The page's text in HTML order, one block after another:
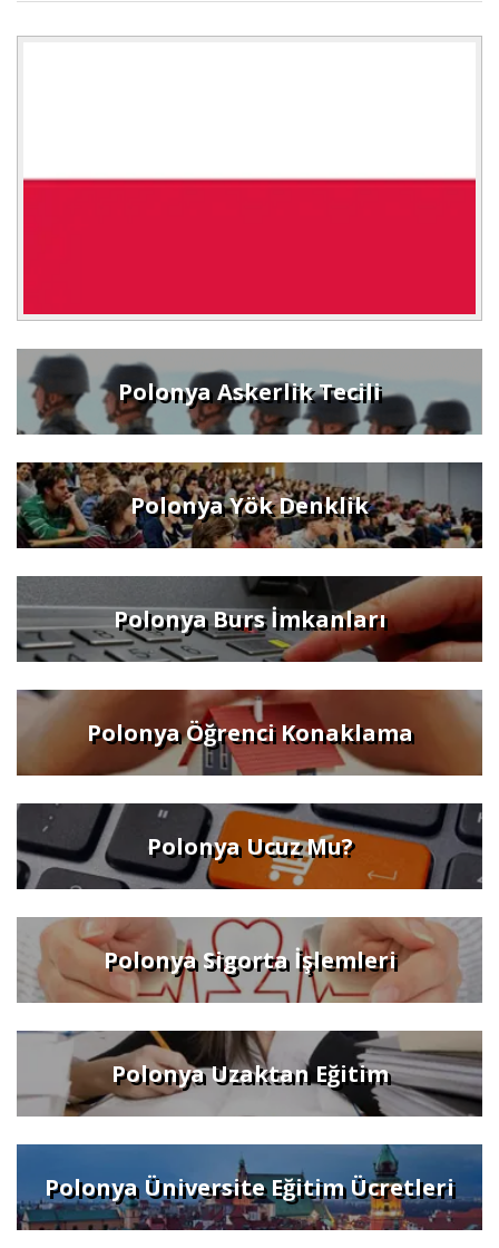
Polonya Askerlik Tecili
Polonya Yök Denklik
Polonya Burs İmkanları
Polonya Öğrenci Konaklama
Polonya Ucuz Mu?
Polonya Sigorta İşlemleri
Polonya Uzaktan Eğitim
Polonya Üniversite Eğitim Ücretleri